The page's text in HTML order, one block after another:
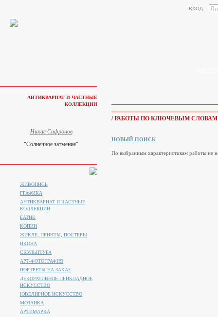
ВХОД:
/ РАБОТЫ ПО КЛЮЧЕВЫМ СЛОВАМ
НОВЫЙ ПОИСК
По выбранным характеристикам работы не
АНТИКВАРИАТ И ЧАСТНЫЕ
КОЛЛЕКЦИИ
Никас Сафронов
"Солнечное затмение"
ЖИВОПИСЬ
ГРАФИКА
АНТИКВАРИАТ И ЧАСТНЫЕ
КОЛЛЕКЦИИ
БАТИК
КОПИИ
ЖИКЛЕ, ПРИНТЫ, ПОСТЕРЫ
ИКОНА
СКУЛЬПТУРА
АРТ-ФОТОГРАФИЯ
ПОРТРЕТЫ НА ЗАКАЗ
ДЕКОРАТИВНОЕ-ПРИКЛАДНОЕ
ИСКУССТВО
ЮВЕЛИРНОЕ ИСКУССТВО
МОЗАИКА
АРТИМАРКА